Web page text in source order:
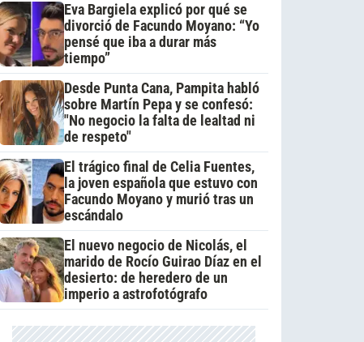
Eva Bargiela explicó por qué se
divorció de Facundo Moyano: “Yo
pensé que iba a durar más
tiempo”
Desde Punta Cana, Pampita habló
sobre Martín Pepa y se confesó:
"No negocio la falta de lealtad ni
de respeto"
El trágico final de Celia Fuentes,
la joven española que estuvo con
Facundo Moyano y murió tras un
escándalo
El nuevo negocio de Nicolás, el
marido de Rocío Guirao Díaz en el
desierto: de heredero de un
imperio a astrofotógrafo